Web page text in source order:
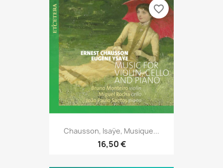
Chausson, Isaÿe, Musique...
16,50 €
favorite_border